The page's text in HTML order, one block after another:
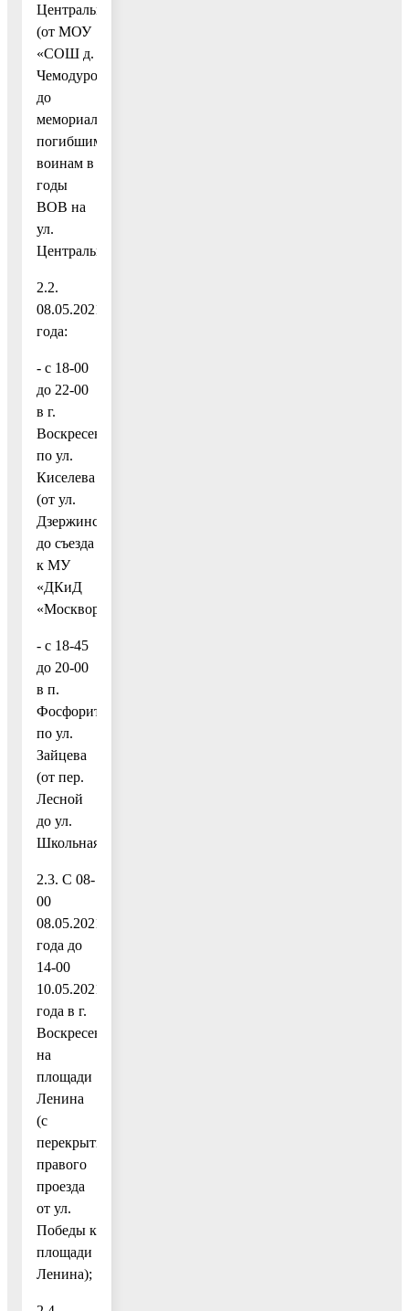
Центральная
(от МОУ
«СОШ д.
Чемодурово»
до
мемориала
погибшим
воинам в
годы
ВОВ на
ул.
Центральная).
2.2.
08.05.2021
года:
- с 18-00
до 22-00
в г.
Воскресенск
по ул.
Киселева
(от ул.
Дзержинского
до съезда
к МУ
«ДКиД
«Москворецкий»);
- с 18-45
до 20-00
в п.
Фосфоритный
по ул.
Зайцева
(от пер.
Лесной
до ул.
Школьная).
2.3. С 08-
00
08.05.2021
года до
14-00
10.05.2021
года в г.
Воскресенске
на
площади
Ленина
(с
перекрытием
правого
проезда
от ул.
Победы к
площади
Ленина);